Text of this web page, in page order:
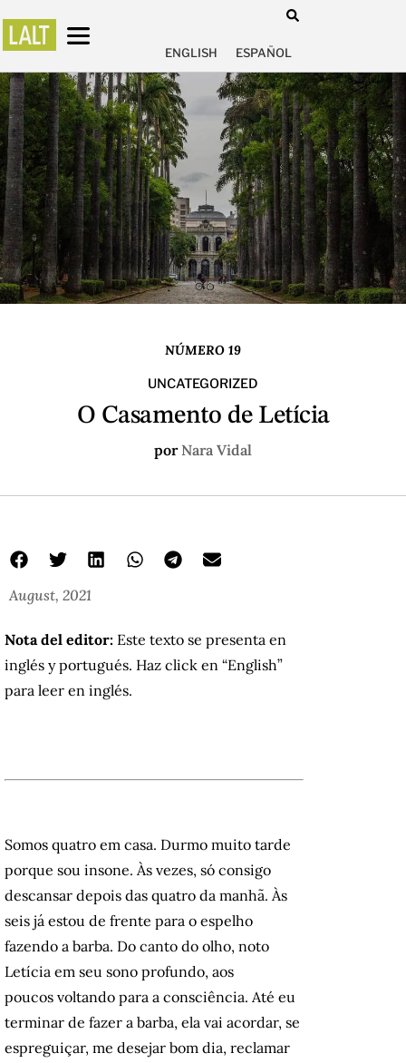
ENGLISH ESPAÑOL
NÚMERO 19
UNCATEGORIZED
O Casamento de Letícia
porNara Vidal
August, 2021
Nota del editor: Este texto se presenta en
inglés y portugués. Haz click en “English”
para leer en inglés.
Somos quatro em casa. Durmo muito tarde
porque sou insone. Às vezes, só consigo
descansar depois das quatro da manhã. Às
seis já estou de frente para o espelho
fazendo a barba. Do canto do olho, noto
Letícia em seu sono profundo, aos
poucos voltando para a consciência. Até eu
terminar de fazer a barba, ela vai acordar, se
espreguiçar, me desejar bom dia, reclamar